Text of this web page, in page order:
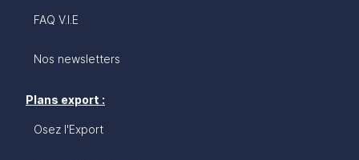
FAQ V.I.E
Nos newsletters
Plans export :
Osez l'Export